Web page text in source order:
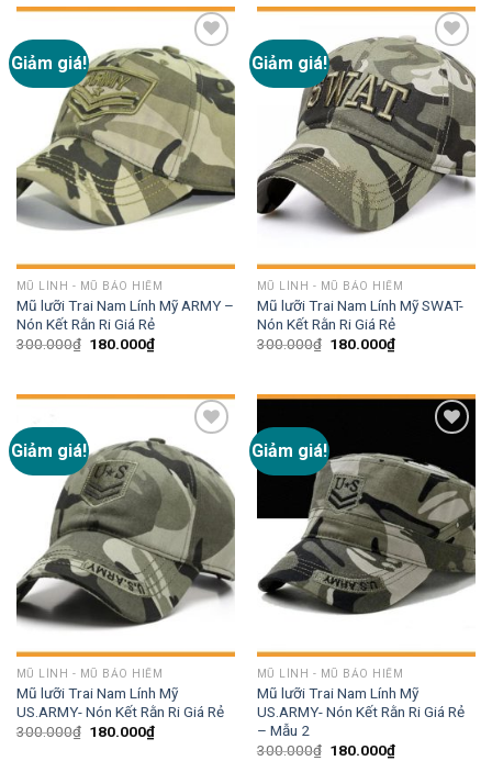
Giảm giá!
Add to
wishlist
MŨ LÍNH - MŨ BẢO HIỂM
Mũ lưỡi Trai Nam Lính Mỹ ARMY –
Nón Kết Rằn Ri Giá Rẻ
300.000₫ 180.000₫
Giảm giá!
Add to
wishlist
MŨ LÍNH - MŨ BẢO HIỂM
Mũ lưỡi Trai Nam Lính Mỹ SWAT-
Nón Kết Rằn Ri Giá Rẻ
300.000₫ 180.000₫
Giảm giá!
Add to
wishlist
MŨ LÍNH - MŨ BẢO HIỂM
Mũ lưỡi Trai Nam Lính Mỹ
US.ARMY- Nón Kết Rằn Ri Giá Rẻ
300.000₫ 180.000₫
Giảm giá!
wishlist
MŨ LÍNH - MŨ BẢO HIỂM
Mũ lưỡi Trai Nam Lính Mỹ
US.ARMY- Nón Kết Rằn Ri Giá Rẻ
– Mẫu 2
300.000₫ 180.000₫